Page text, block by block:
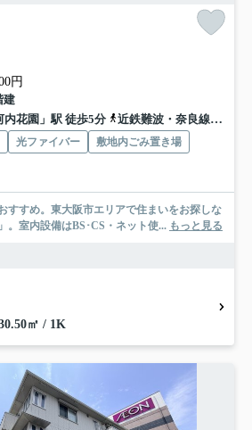
円
建
花園」駅 徒歩5分
近鉄難波・奈良線「若江岩田」駅 徒歩9分
光ファイバー
敷地内ごみ置き場
すすめ。東大阪市エリアで住まいをお探しな
。室内設備はBS･CS・ネット使... もっと見る
㎡ / 1K